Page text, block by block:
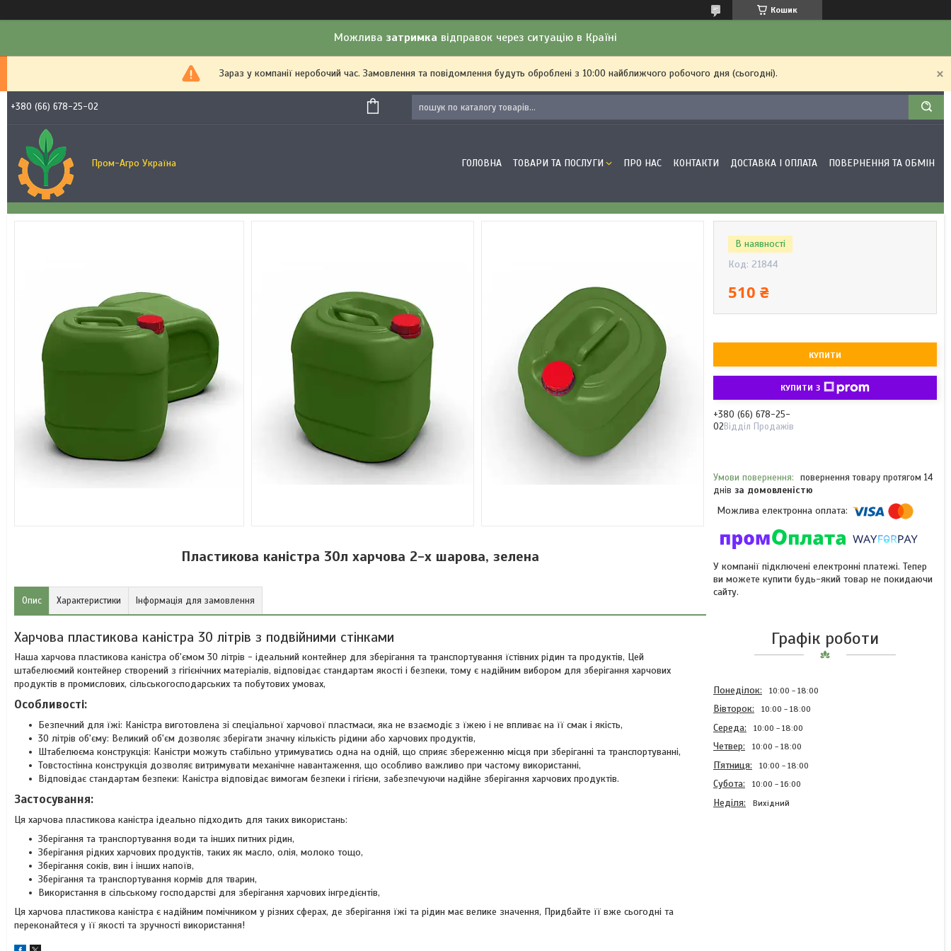
Кошик
Можлива затримка відправок через ситуацію в Країні
Зараз у компанії неробочий час. Замовлення та повідомлення будуть оброблені з 10:00 найближчого робочого дня (сьогодні).
+380 (66) 678-25-02
Пром-Агро Україна ГОЛОВНА ТОВАРИ ТА ПОСЛУГИ ПРО НАС КОНТАКТИ ДОСТАВКА І ОПЛАТА ПОВЕРНЕННЯ ТА ОБМІН
Пластикова каністра 30л харчова 2-х шарова, зелена
Опис Характеристики Інформація для замовлення
Харчова пластикова каністра 30 літрів з подвійними стінками
Наша харчова пластикова каністра об'ємом 30 літрів - ідеальний контейнер для зберігання та транспортування їстівних рідин та продуктів, Цей
штабелюємий контейнер створений з гігієнічних матеріалів, відповідає стандартам якості і безпеки, тому є надійним вибором для зберігання харчових
продуктів в промислових, сільськогосподарських та побутових умовах,
Особливості:
Безпечний для їжі: Каністра виготовлена зі спеціальної харчової пластмаси, яка не взаємодіє з їжею і не впливає на її смак і якість,
30 літрів об'єму: Великий об'єм дозволяє зберігати значну кількість рідини або харчових продуктів,
Штабелюєма конструкція: Каністри можуть стабільно утримуватись одна на одній, що сприяє збереженню місця при зберіганні та транспортуванні,
Товстостінна конструкція дозволяє витримувати механічне навантаження, що особливо важливо при частому використанні,
Відповідає стандартам безпеки: Каністра відповідає вимогам безпеки і гігієни, забезпечуючи надійне зберігання харчових продуктів.
Застосування:
Ця харчова пластикова каністра ідеально підходить для таких використань:
Зберігання та транспортування води та інших питних рідин,
Зберігання рідких харчових продуктів, таких як масло, олія, молоко тощо,
Зберігання соків, вин і інших напоїв,
Зберігання та транспортування кормів для тварин,
Використання в сільському господарстві для зберігання харчових інгредієнтів,
Ця харчова пластикова каністра є надійним помічником у різних сферах, де зберігання їжі та рідин має велике значення, Придбайте її вже сьогодні та
переконайтеся у її якості та зручності використання!
В наявності
Код: 21844
510 ₴
КУПИТИ
КУПИТИ З
+380 (66) 678-25-
02Відділ Продажів
повернення товару протягом 14
днів за домовленістю
У компанії підключені електронні платежі. Тепер
ви можете купити будь-який товар не покидаючи
сайту.
Графік роботи
Понеділок 10:00 18:00
Вівторок 10:00 18:00
Середа 10:00 18:00
Четвер 10:00 18:00
Пʼятниця 10:00 18:00
Субота 10:00 16:00
Неділя Вихідний